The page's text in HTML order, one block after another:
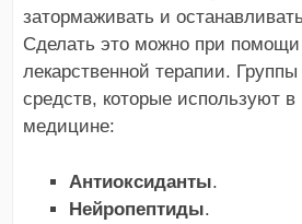
затормаживать и
Сделать это можно при помощи
лекарственной терапии. Группы
средств, которые используют в
медицине:
Антиоксиданты.
Нейропептиды.